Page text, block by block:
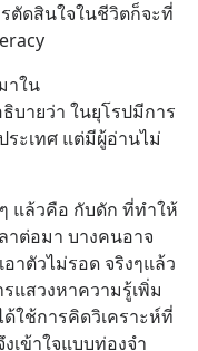
ตัดสินใจในชีวิตก็จะที่
าใน
ธิบายว่า ในยุโรปมีการ
ระเทศ แต่มีผู้อ่านไม่
แล้วคือ กับดัก ที่ทำให้
าต่อมา บางคนอาจ
าตัวไม่รอด จริงๆแล้ว
แสวงหาความรู้เพิ่ม
ใช้การคิดวิเคราะห์ที่
เข้าใจแบบท่องจำ